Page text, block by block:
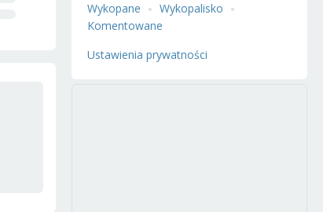
Wykopane
Wykopalisko
Komentowane
Ustawienia prywatności